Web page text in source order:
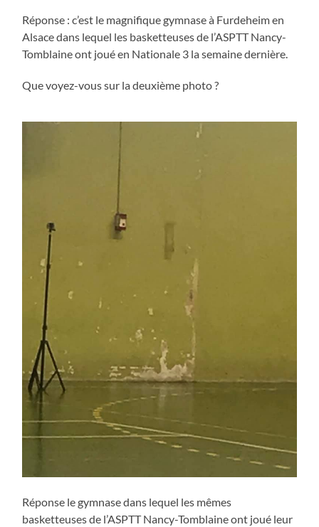
Réponse : c’est le magnifique gymnase à Furdeheim en
Alsace dans lequel les basketteuses de l’ASPTT Nancy-
Tomblaine ont joué en Nationale 3 la semaine dernière.
Que voyez-vous sur la deuxième photo ?
Réponse le gymnase dans lequel les mêmes
basketteuses de l’ASPTT Nancy-Tomblaine ont joué leur